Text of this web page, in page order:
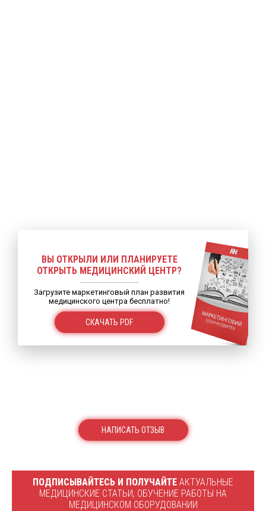
ВЫ ОТКРЫЛИ ИЛИ ПЛАНИРУЕТЕ
ОТКРЫТЬ МЕДИЦИНСКИЙ ЦЕНТР?
Загрузите маркетинговый план развития
медицинского центра бесплатно!
СКАЧАТЬ PDF
НАПИСАТЬ ОТЗЫВ
ПОДПИСЫВАЙТЕСЬ И ПОЛУЧАЙТЕ АКТУАЛЬНЫЕ
МЕДИЦИНСКИЕ СТАТЬИ, ОБУЧЕНИЕ РАБОТЫ НА
МЕДИЦИНСКОМ ОБОРУДОВАНИИ